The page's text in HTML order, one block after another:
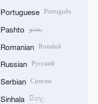
Portuguese Português
Pashto پښتو
Romanian Română
Russian Русский
Serbian Српски
Sinhala සිංහල